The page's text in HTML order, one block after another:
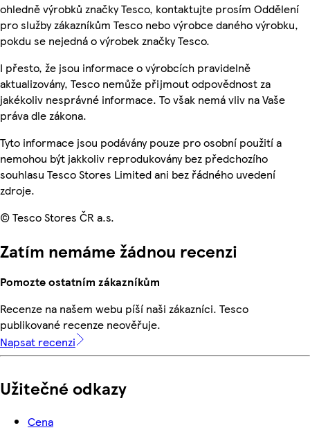
ohledně výrobků značky Tesco, kontaktujte prosím Oddělení
pro služby zákazníkům Tesco nebo výrobce daného výrobku,
pokdu se nejedná o výrobek značky Tesco.
I přesto, že jsou informace o výrobcích pravidelně
aktualizovány, Tesco nemůže přijmout odpovědnost za
jakékoliv nesprávné informace. To však nemá vliv na Vaše
práva dle zákona.
Tyto informace jsou podávány pouze pro osobní použití a
nemohou být jakkoliv reprodukovány bez předchozího
souhlasu Tesco Stores Limited ani bez řádného uvedení
zdroje.
© Tesco Stores ČR a.s.
Zatím nemáme žádnou recenzi
Pomozte ostatním zákazníkům
Recenze na našem webu píší naši zákazníci. Tesco
publikované recenze neověřuje.
Napsat recenzi
Užitečné odkazy
Cena